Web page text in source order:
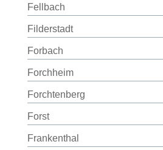
Fellbach
Filderstadt
Forbach
Forchheim
Forchtenberg
Forst
Frankenthal